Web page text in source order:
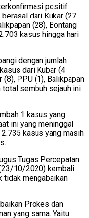
positif
dari Kukar (27
(28), Bontang
kasus hingga hari
dengan jumlah
dari Kubar (4
(8), PPU (1), Balikpapan
total sembuh sejauh ini
1 kasus yang
ini yang meninggal
kasus yang masih
Tugas Percepatan
10/2020) kembali
tidak mengabaikan
Prokes dan
yang sama. Yaitu